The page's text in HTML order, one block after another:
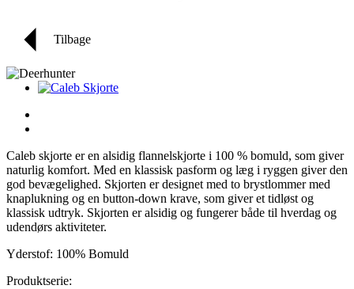
Tilbage
Caleb skjorte er en alsidig flannelskjorte i 100 % bomuld, som giver
naturlig komfort. Med en klassisk pasform og læg i ryggen giver den
god bevægelighed. Skjorten er designet med to brystlommer med
knaplukning og en button-down krave, som giver et tidløst og
klassisk udtryk. Skjorten er alsidig og fungerer både til hverdag og
udendørs aktiviteter.
Yderstof: 100% Bomuld
Produktserie: